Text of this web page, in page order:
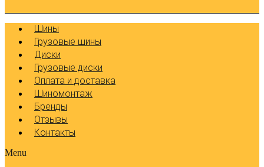
Шины
Грузовые шины
Диски
Грузовые диски
Оплата и доставка
Шиномонтаж
Бренды
Отзывы
Контакты
Menu